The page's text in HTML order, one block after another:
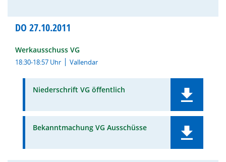
DO 27.10.2011
Werkausschuss VG
18:30-18:57 Uhr Vallendar
Niederschrift VG öffentlich
Bekanntmachung VG Ausschüsse